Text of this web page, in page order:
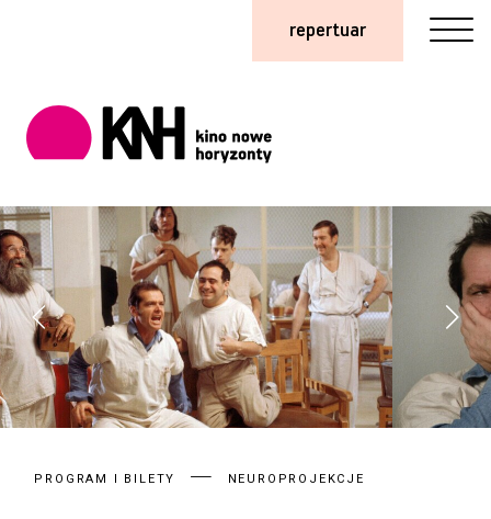
repertuar
PROGRAM I BILETY NEUROPROJEKCJE